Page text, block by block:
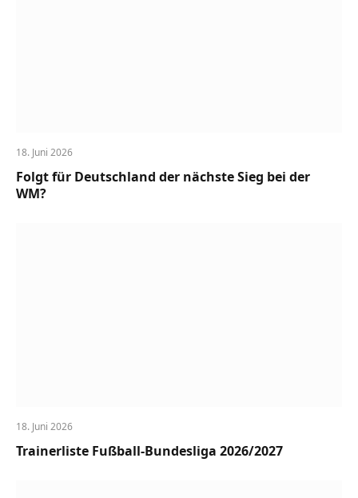
18. Juni 2026
Folgt für Deutschland der nächste Sieg bei der
WM?
18. Juni 2026
Trainerliste Fußball-Bundesliga 2026/2027